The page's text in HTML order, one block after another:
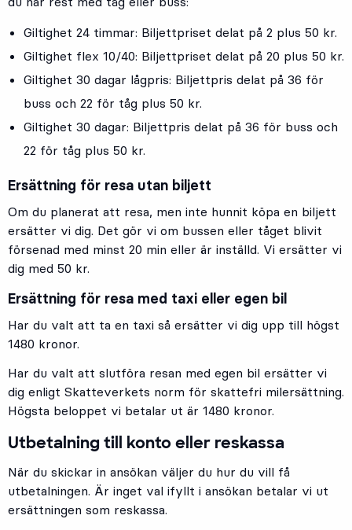
Giltighet 24 timmar: Biljettpriset delat på 2 plus 50 kr.
Giltighet flex 10/40: Biljettpriset delat på 20 plus 50 kr.
Giltighet 30 dagar lågpris: Biljettpris delat på 36 för
buss och 22 för tåg plus 50 kr.
Giltighet 30 dagar: Biljettpris delat på 36 för buss och
22 för tåg plus 50 kr.
Ersättning för resa utan biljett
Om du planerat att resa, men inte hunnit köpa en biljett
ersätter vi dig. Det gör vi om bussen eller tåget blivit
försenad med minst 20 min eller är inställd. Vi ersätter vi
dig med 50 kr.
Ersättning för resa med taxi eller egen bil
Har du valt att ta en taxi så ersätter vi dig upp till högst
1480 kronor.
Har du valt att slutföra resan med egen bil ersätter vi
dig enligt Skatteverkets norm för skattefri milersättning.
Högsta beloppet vi betalar ut är 1480 kronor.
Utbetalning till konto eller reskassa
När du skickar in ansökan väljer du hur du vill få
utbetalningen. Är inget val ifyllt i ansökan betalar vi ut
ersättningen som reskassa.